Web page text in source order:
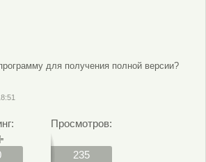
для получения полной версии?
Просмотров:
235